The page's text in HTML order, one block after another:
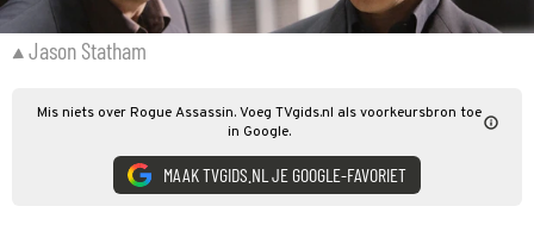
Jason Statham
Mis niets over Rogue Assassin. Voeg TVgids.nl als voorkeursbron toe
in Google.
MAAK TVGIDS.NL JE GOOGLE-FAVORIET